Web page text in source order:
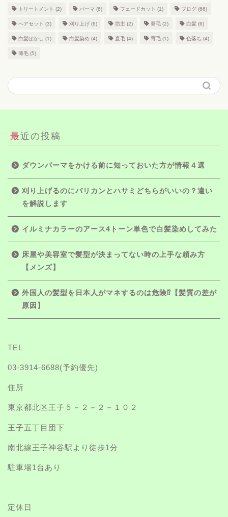
トリートメント (2) パーマ (6) フェードカット (1) ブログ (66)
ヘアセット (3) 刈り上げ (6) 坊主 (2) 発毛 (2) 白髪 (6)
白髪ぼかし (1) 白髪染め (4) 直毛 (4) 育毛 (1) 色落ち (4)
薄毛 (5)
最近の投稿
ダウンパーマをかける前に知っておいた方が情報４選
刈り上げるのにバリカンとハサミどちらがいいの？違い
を解説します
イルミナカラーのアース4トーン単色で白髪染めしてみた
床屋や美容室で髪型が決まってない時の上手な頼み方
【メンズ】
外国人の髪型を日本人がマネするのは危険⁉【髪質の差が
原因】
TEL
03-3914-6688(予約優先)
住所
東京都北区王子５－２－２－１０２
王子五丁目団下
南北線王子神谷駅より徒歩1分
駐車場1台あり
定休日